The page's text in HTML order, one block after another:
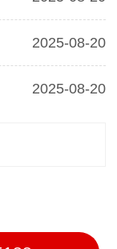
2025-08-20
2025-08-20